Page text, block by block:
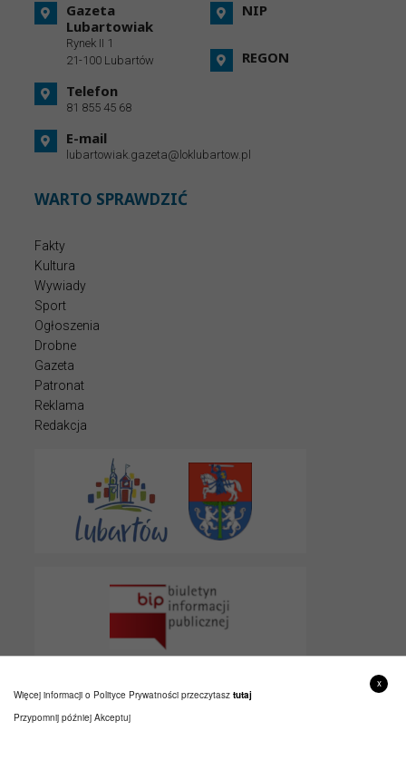
Gazeta
Lubartowiak
Rynek II 1
21-100 Lubartów
Telefon
81 855 45 68
E-mail
lubartowiak.gazeta@loklubartow.pl
NIP
REGON
WARTO SPRAWDZIĆ
Fakty
Kultura
Wywiady
Sport
Ogłoszenia
Drobne
Gazeta
Patronat
Reklama
Redakcja
x
Więcej informacji o Polityce Prywatności przeczytasz tutaj
Przypomnij później Akceptuj